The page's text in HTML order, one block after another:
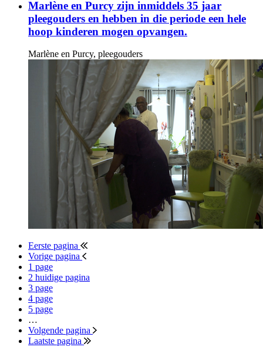
Marlène en Purcy zijn inmiddels 35 jaar
pleegouders en hebben in die periode een hele
hoop kinderen mogen opvangen.
Marlène en Purcy, pleegouders
Eerste pagina
Vorige pagina
1 page
2 huidige pagina
3 page
4 page
5 page
…
Volgende pagina
Laatste pagina